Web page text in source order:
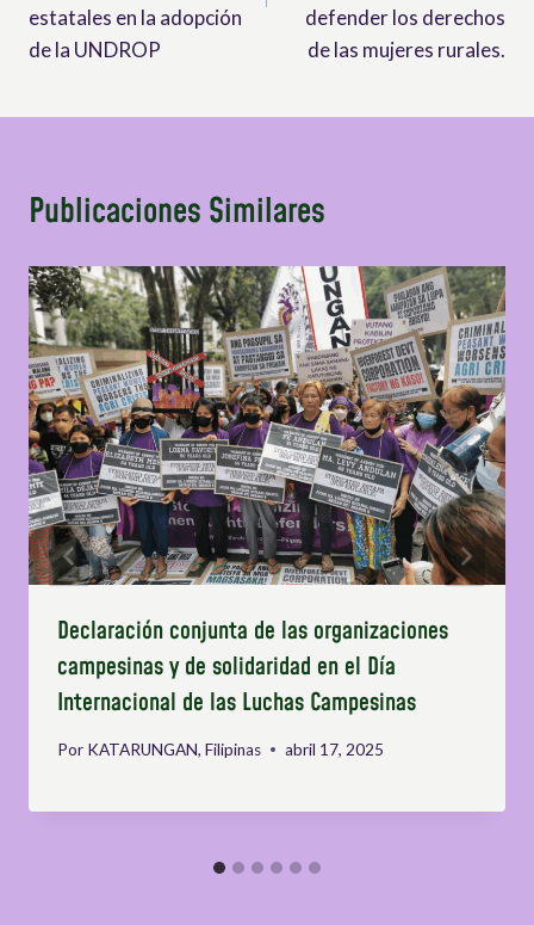
estatales en la adopción
de la UNDROP
defender los derechos
de las mujeres rurales.
Publicaciones Similares
Declaración conjunta de las organizaciones
campesinas y de solidaridad en el Día
Internacional de las Luchas Campesinas
Por KATARUNGAN, Filipinas abril 17, 2025